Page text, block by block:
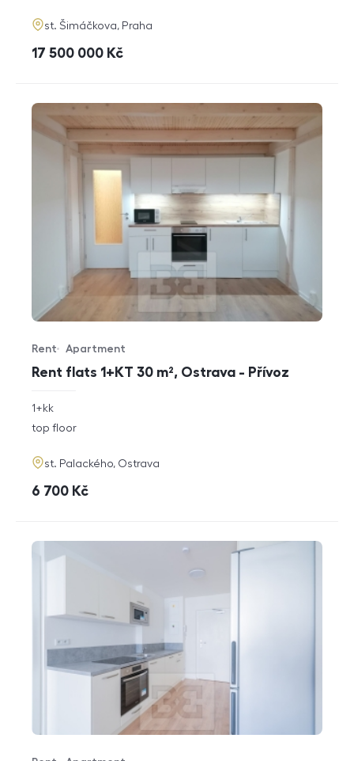
adresa
st. Šimáčkova, Praha
cena
17 500 000 Kč
Rent flats 1+KT 30 m², Ostrava - Přívoz
Offer type
Rent
Property type
Apartment
rozměry
disposition
1+kk
funkce
top floor
adresa
st. Palackého, Ostrava
cena
6 700 Kč